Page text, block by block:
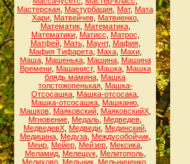
Мастерская Мастурбация Мат, Мата
Хари, Матвейчев, Матвиенко,
Математик, Математика,
Математики, Матисс Матрос
Матфей, Мать, Маунт, Мафия,
Мафия Тифарета, Маха, Махи,
Маша, Машенька, Машина, Машина
Времени, Машинист, Машка, Машка
блядь мамина Машка
толстожопенькая, Машка-
Отсосашка Машка-отсосака
Машка-отсосашка Машканю
Машков, Маяковский, МаяковскийХ,
Мгновение Медаль Медведев
МедведевХ Медведи Мединский
Медицина, Медуза, Междусобойчик,
Меир Мейер Мейзер Мексика
Меламид, Мелещук, Мелитополь,
Мелихово Мельник Мельниченко